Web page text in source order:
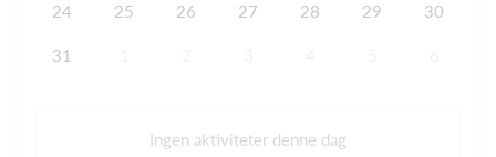
24 25 26 27 28 29 30
31
Ingen aktiviteter denne dag